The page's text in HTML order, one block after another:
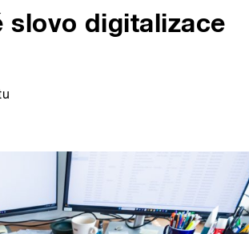
slovo digitalizace